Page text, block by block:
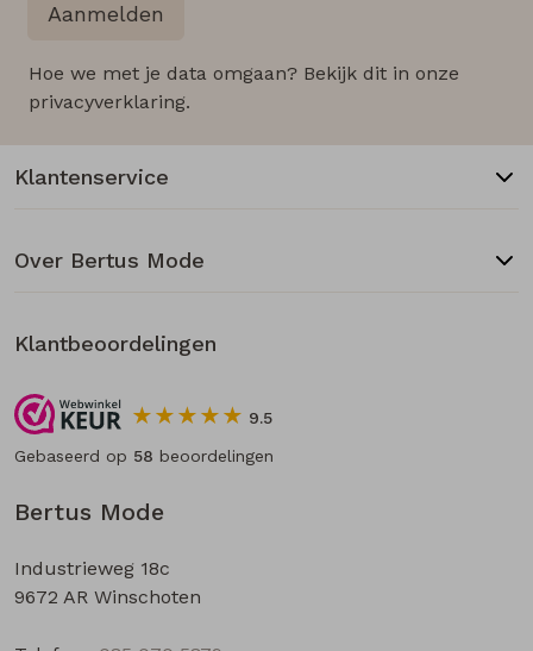
Aanmelden
Hoe we met je data omgaan? Bekijk dit in onze
privacyverklaring.
Bertus Mode
Industrieweg 18c
9672 AR Winschoten
Klantenservice
Over Bertus Mode
Klantbeoordelingen
9.5
Gebaseerd op 58 beoordelingen